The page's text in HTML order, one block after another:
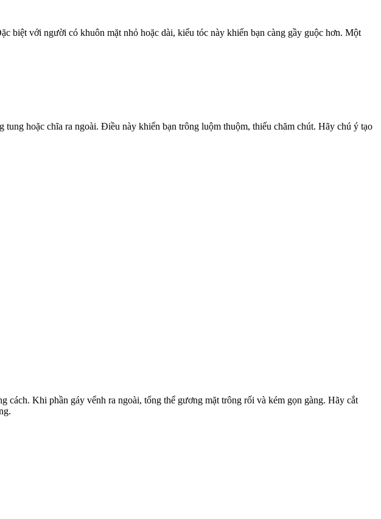
biệt với người có khuôn mặt nhỏ hoặc dài, kiểu tóc này khiến bạn càng gầy guộc hơn. Một
hoặc chĩa ra ngoài. Điều này khiến bạn trông luộm thuộm, thiếu chăm chút. Hãy chú ý tạo
Khi phần gáy vểnh ra ngoài, tổng thể gương mặt trông rối và kém gọn gàng. Hãy cắt